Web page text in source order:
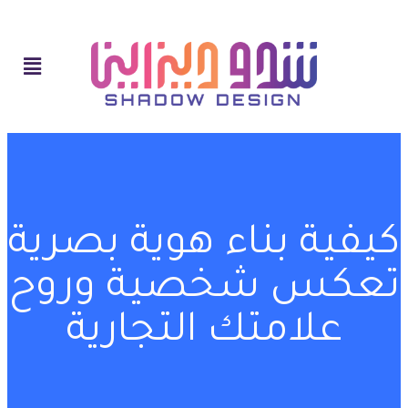
كيفية بناء هوية بصرية
تعكس شخصية وروح
علامتك التجارية